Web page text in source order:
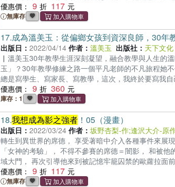
2022 ©Daisuke Aizawa 2022 ©Touzai 2022
作品《我想成為影之強者！》改編漫畫登場！ ★一如
隨書贈精美典藏書卡！(首刷售完即無贈品)
優惠價： 9 117
無庫存
17.成為溫美玉：從偏鄉女孩到資深良師，30年
出版日： 2022/04/14 作者： 溫美玉 出版社： 天下文化
▏溫美玉30年教學生涯深刻凝望，融合教學與人生的
玉」？30年教學修練之路一個平凡老師的不凡旅程她
總是寫學生、寫家長、寫教學，這次，我終於要寫我
老師管不動四年級學生，全班集體出走。 曾經，教學
遇到困境難題她總是拋下學生逃離一切。30年的探索
美玉。「這本書是我人生至今最重要的一本著作，也
茫犯錯、惶惑不安的時刻。教學是一段艱辛的歷程，
是一場道別，不如說是重新啟程，卸下過去的自己，
桿、活得精采元氣，對得起當年對他們的諄諄教誨。
漫長的道路，我想成為什麼樣的老師？」在高雄美濃
的高雄女中，遠赴臺東師專體育科報到，為三十年教
得不到同事和家長支持。一次次的挫敗中她含淚爬起
師吳英長的期勉：「國小老師這個平凡的工作，能夠
優惠價： 9 360
庫存：1
18.我想成為影之強者 ！05（漫畫）
出版日： 2022/03/24 作者： 坂野杏梨-作;逢沢大介-原
轉生到異世界的席德， 享受著暗中介入各種事件來展
「女神的考驗」， 不得不參賽的席德＝闇影， 和被
域大門， 再次引導他來到被記憶牢籠囚禁的歐蘿拉
2021 ©Daisuke Aizawa 2021 ©Touzai 2021
想成為影之強者！》改編漫畫登場！ ★一如往常的誤
優惠價： 9 117
無庫存